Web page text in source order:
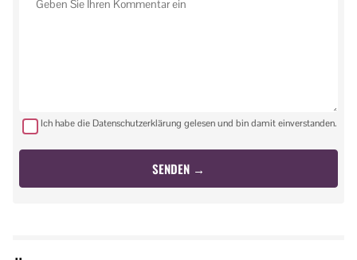
Ich habe die Datenschutzerklärung gelesen und bin damit einverstanden.